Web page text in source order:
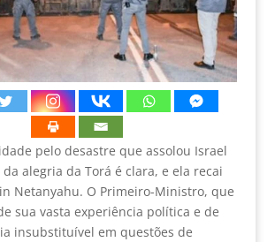
pelo desastre que assolou Israel
alegria da Torá é clara, e ela recai
Netanyahu. O Primeiro-Ministro, que
sua vasta experiência política e de
insubstituível em questões de